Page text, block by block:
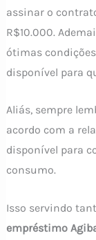
assinar o
R$10.000.
ótimas
disponível para
Aliás, sempre
acordo com a
disponível para
consumo.
Isso servindo
empréstimo